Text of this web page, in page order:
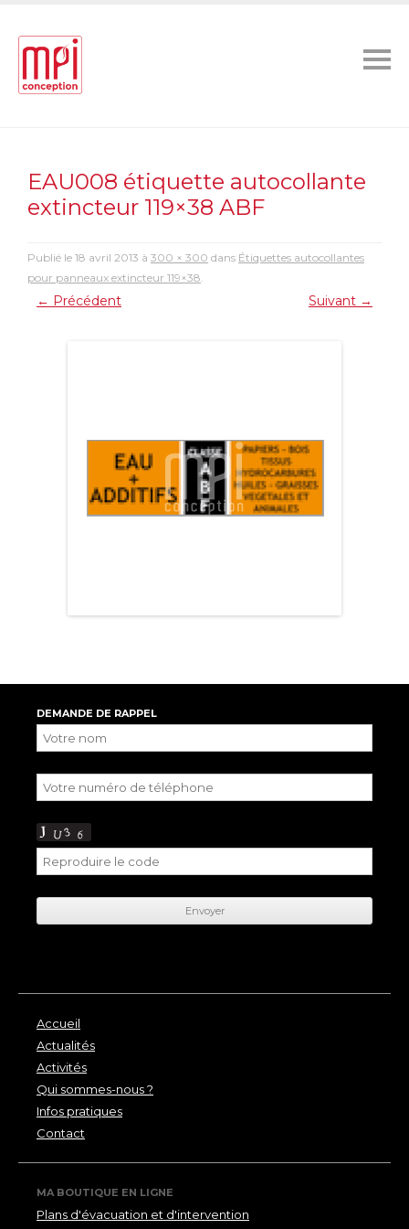
EAU008 étiquette autocollante
extincteur 119×38 ABF
Publié le 18 avril 2013 à 300 × 300 dans Étiquettes autocollantes
pour panneaux extincteur 119×38.
← Précédent Suivant →
DEMANDE DE RAPPEL
Accueil
Actualités
Activités
Qui sommes-nous ?
Infos pratiques
Contact
MA BOUTIQUE EN LIGNE
Plans d'évacuation et d'intervention